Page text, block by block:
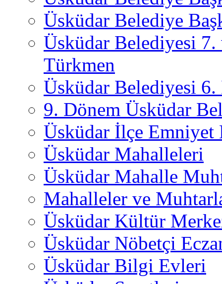
Üsküdar Belediye
Üsküdar Belediyesi
Türkmen
Üsküdar Belediyesi 6.
9. Dönem Üsküdar
Üsküdar İlçe
Üsküdar Mahalleleri
Üsküdar Mahalle
Mahalleler ve
Üsküdar Kültür
Üsküdar Nöbetçi
Üsküdar Bilgi Evleri